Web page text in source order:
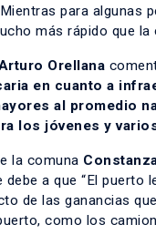
para algunas
más rápido que la
Orellana
en cuanto a
al promedio
los jóvenes y
la comuna
a que “El puerto
de las ganancias
como los